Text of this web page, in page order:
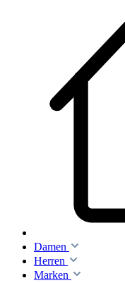
Damen
Herren
Marken